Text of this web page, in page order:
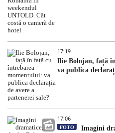
17:19
Ilie Bolojan, față
va publica
17:06
FOTO
Imagini